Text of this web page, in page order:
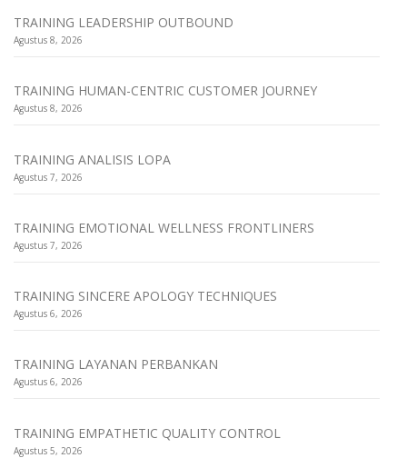
TRAINING LEADERSHIP OUTBOUND
Agustus 8, 2026
TRAINING HUMAN-CENTRIC CUSTOMER JOURNEY
Agustus 8, 2026
TRAINING ANALISIS LOPA
Agustus 7, 2026
TRAINING EMOTIONAL WELLNESS FRONTLINERS
Agustus 7, 2026
TRAINING SINCERE APOLOGY TECHNIQUES
Agustus 6, 2026
TRAINING LAYANAN PERBANKAN
Agustus 6, 2026
TRAINING EMPATHETIC QUALITY CONTROL
Agustus 5, 2026